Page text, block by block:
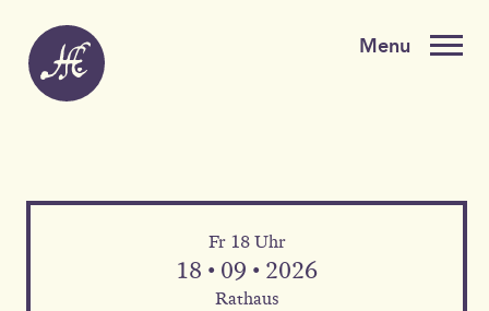
Fr 18 Uhr
18 • 09 • 2026
Rathaus